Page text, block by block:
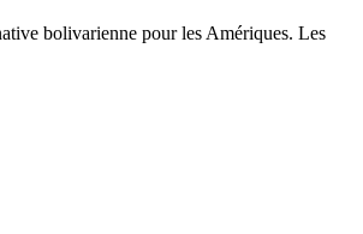
bolivarienne pour les Amériques. Les